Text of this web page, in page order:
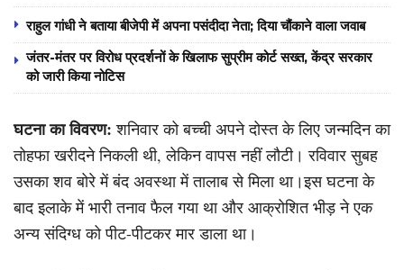
राहुल गांधी ने बताया बीजेपी में अपना पसंदीदा नेता; दिया चौंकाने वाला जवाब
जंतर-मंतर पर विरोध प्रदर्शनों के खिलाफ सुप्रीम कोर्ट सख्त, केंद्र सरकार
को जारी किया नोटिस
घटना का विवरण: शनिवार को बच्ची अपने दोस्त के लिए जन्मदिन का
तोहफा खरीदने निकली थी, लेकिन वापस नहीं लौटी। रविवार सुबह
उसका शव बोरे में बंद अवस्था में तालाब से मिला था।इस घटना के
बाद इलाके में भारी तनाव फैल गया था और आक्रोशित भीड़ ने एक
अन्य संदिग्ध को पीट-पीटकर मार डाला था।